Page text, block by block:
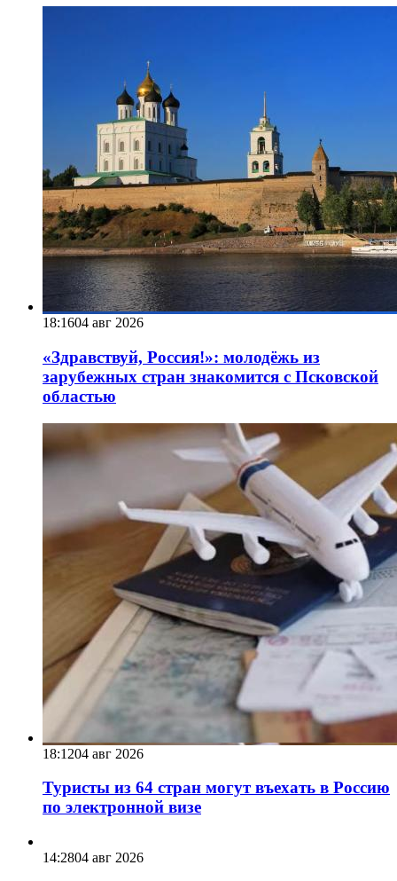
18:1604 авг 2026
«Здравствуй, Россия!»: молодёжь из
зарубежных стран знакомится с Псковской
областью
18:1204 авг 2026
Туристы из 64 стран могут въехать в Россию
по электронной визе
14:2804 авг 2026